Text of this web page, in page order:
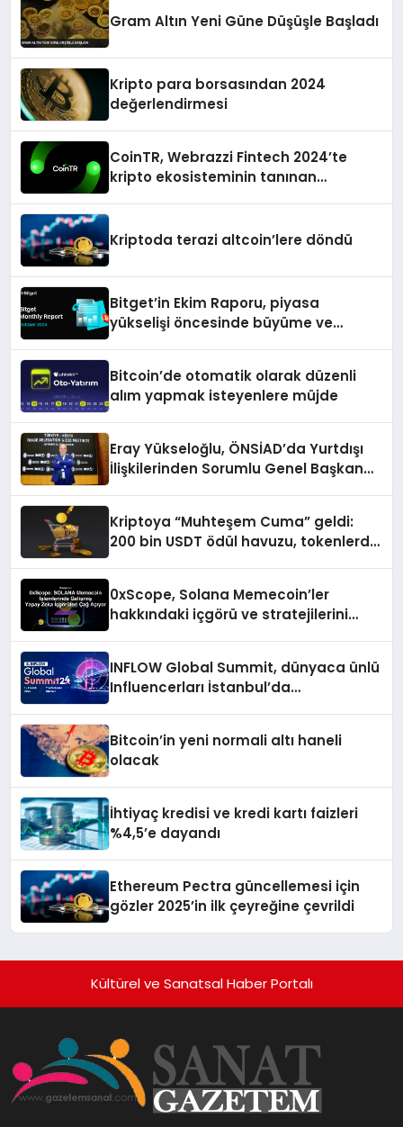
Gram Altın Yeni Güne Düşüşle Başladı
Kripto para borsasından 2024
değerlendirmesi
CoinTR, Webrazzi Fintech 2024’te
kripto ekosisteminin tanınan
Kriptoda terazi altcoin’lere döndü
Bitget’in Ekim Raporu, piyasa
yükselişi öncesinde büyüme ve
Bitcoin’de otomatik olarak düzenli
alım yapmak isteyenlere müjde
Eray Yükseloğlu, ÖNSİAD’da Yurtdışı
İlişkilerinden Sorumlu Genel Başkan
Kriptoya “Muhteşem Cuma” geldi:
200 bin USDT ödül havuzu, tokenlerde
0xScope, Solana Memecoin’ler
hakkındaki içgörü ve stratejilerini
INFLOW Global Summit, dünyaca ünlü
Influencerları İstanbul’da
Bitcoin’in yeni normali altı haneli
olacak
İhtiyaç kredisi ve kredi kartı faizleri
%4,5’e dayandı
Ethereum Pectra güncellemesi için
gözler 2025’in ilk çeyreğine çevrildi
Kültürel ve Sanatsal Haber Portalı